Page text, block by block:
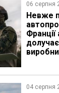
06 серпня
Невже
04 серпня